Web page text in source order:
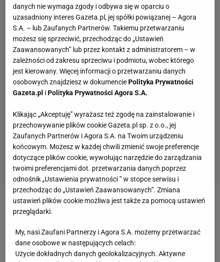
Gdy 20 lat temu w Bawarii zorganizowano konkurs
zwierzę było fioletowe. Dzieci sugerowały się
reklamą czekolady . Polskie media też podawały tę
danych nie wymaga zgody i odbywa się w oparciu o
uzasadniony interes Gazeta.pl, jej spółki powiązanej – Agora
S.A. – lub Zaufanych Partnerów. Takiemu przetwarzaniu
możesz się sprzeciwić, przechodząc do „Ustawień
Zaawansowanych” lub przez kontakt z administratorem – w
zależności od zakresu sprzeciwu i podmiotu, wobec którego
jest kierowany. Więcej informacji o przetwarzaniu danych
osobowych znajdziesz w dokumenciePolityka Prywatności
Gazeta.pl iPolityka Prywatności Agora S.A.
Klikając „Akceptuję” wyrażasz też zgodę na zainstalowanie i
przechowywanie plików cookie Gazeta.pl sp. z o.o., jej
Zaufanych Partnerów i Agora S.A. na Twoim urządzeniu
końcowym. Możesz w każdej chwili zmienić swoje preferencje
dotyczące plików cookie, wywołując narzędzie do zarządzania
twoimi preferencjami dot. przetwarzania danych poprzez
odnośnik „Ustawienia prywatności ” w stopce serwisu i
przechodząc do „Ustawień Zaawansowanych”. Zmiana
ustawień plików cookie możliwa jest także za pomocą ustawień
przeglądarki.
My, nasi Zaufani Partnerzy i Agora S.A. możemy przetwarzać
dane osobowe w następujących celach:
Użycie dokładnych danych geolokalizacyjnych. Aktywne